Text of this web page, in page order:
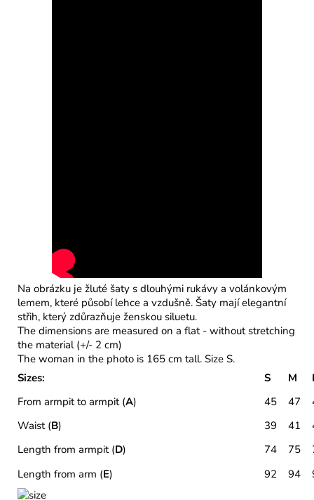
Na obrázku je žluté šaty s dlouhými rukávy a volánkovým
lemem, které působí lehce a vzdušně. Šaty mají elegantní
střih, který zdůrazňuje ženskou siluetu.
The dimensions are measured on a flat - without stretching
the material (+/- 2 cm)
The woman in the photo is 165 cm tall. Size S.
Sizes:
S M
From armpit to armpit (A) 45 47
Waist (B) 39 41
Length from armpit (D) 74 75
Length from arm (E) 92 94